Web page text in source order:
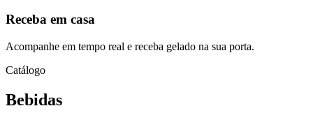
Receba em casa
Acompanhe em tempo real e receba gelado na sua porta.
Catálogo
Bebidas